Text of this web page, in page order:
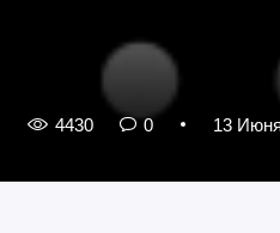
4430 0 13